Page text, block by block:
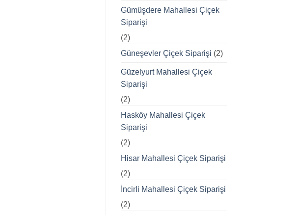
Gümüşdere Mahallesi Çiçek
Siparişi
(2)
Güneşevler Çiçek Siparişi (2)
Güzelyurt Mahallesi Çiçek
Siparişi
(2)
Hasköy Mahallesi Çiçek
Siparişi
(2)
Hisar Mahallesi Çiçek Siparişi
(2)
İncirli Mahallesi Çiçek Siparişi
(2)